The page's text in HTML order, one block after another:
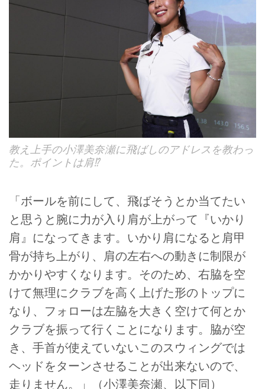
教え上手の小澤美奈瀬に飛ばしのアドレスを教わっ
た。ポイントは肩⁉
「ボールを前にして、飛ばそうとか当てたい
と思うと腕に力が入り肩が上がって『いかり
肩』になってきます。いかり肩になると肩甲
骨が持ち上がり、肩の左右への動きに制限が
かかりやすくなります。そのため、右脇を空
けて無理にクラブを高く上げた形のトップに
なり、フォローは左脇を大きく空けて何とか
クラブを振って行くことになります。脇が空
き、手首が使えていないこのスウィングでは
ヘッドをターンさせることが出来ないので、
走りません。」（小澤美奈瀬、以下同）